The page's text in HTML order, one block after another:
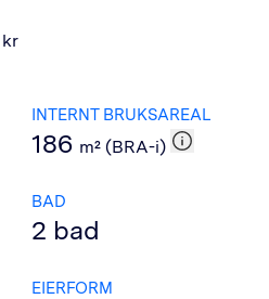
kr
INTERNT BRUKSAREAL
186 m² (BRA-i)
BAD
2 bad
EIERFORM